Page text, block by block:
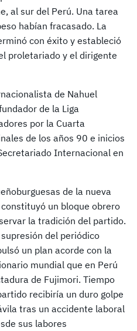
al sur del Perú. Una tarea
habían fracasado. La
con éxito y estableció
proletariado y el dirigente
de Nahuel
de la Liga
por la Cuarta
de los años 90 e inicios
Internacional en
de la nueva
un bloque obrero
la tradición del partido.
del periódico
un plan acorde con la
mundial que en Perú
de Fujimori. Tiempo
recibiría un duro golpe
tras un accidente laboral
sus labores